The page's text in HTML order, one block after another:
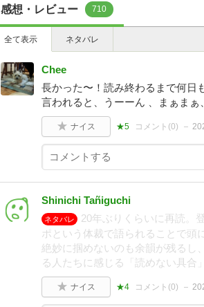
感想・レビュー 710
全て表示 ネタバレ
Chee
長かった〜！読み終わるまで何日
言われると、うーーん 、まぁまぁ
ナイス ★5 コメント(0)
Shinichi Tañiguchi
ネタバレ
20年ぶりくらいに再読。
ポという体裁で語られることで頭
絶妙に掴めないのも余韻が残るし
る人たちに感じる「読めない具合
ナイス ★4 コメント(0)